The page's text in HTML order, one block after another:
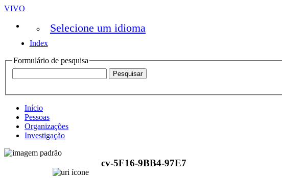
VIVO
Selecione um idioma
Index
Formulário de pesquisa
Início
Pessoas
Organizações
Investigação
cv-5F16-9BB4-97E7